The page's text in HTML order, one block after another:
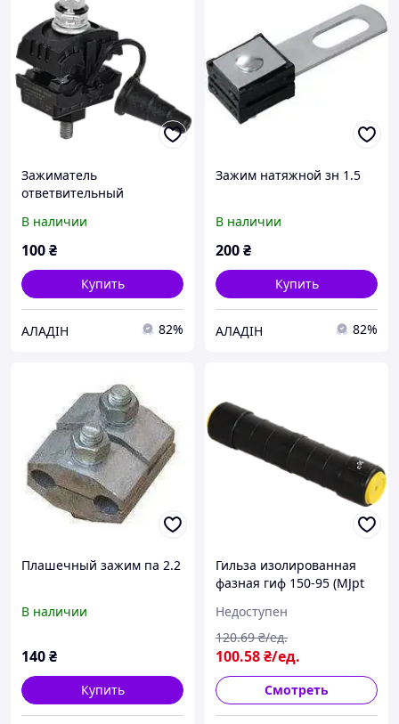
Зажиматель
ответвительный
95/25-95 ECOLINE
В наличии
100₴
Купить
АЛАДІН 82%
Зажим натяжной зн 1.5
В наличии
200₴
Купить
АЛАДІН 82%
Плашечный зажим па 2.2
В наличии
140₴
Купить
Гильза изолированная
фазная гиф 150-95 (MJpt
d95]
Недоступен
100.58₴/ед.
120.69 ₴/ед.
Смотреть